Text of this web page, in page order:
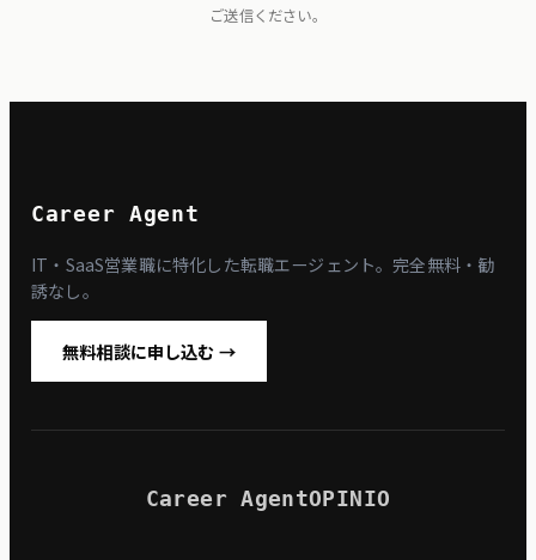
ご送信ください。
Career Agent
IT・SaaS営業職に特化した転職エージェント。完全無料・勧
誘なし。
無料相談に申し込む →
Career AgentOPINIO